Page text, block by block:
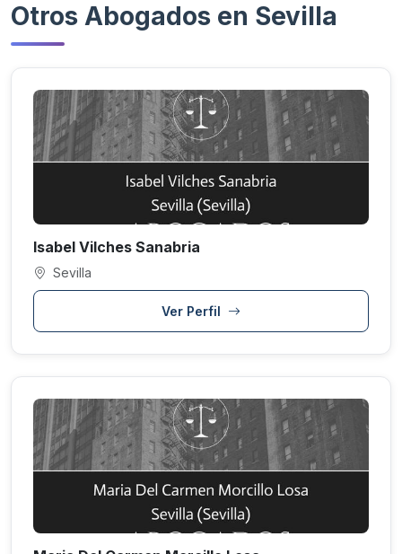
Otros Abogados en Sevilla
Isabel Vilches Sanabria
Sevilla
Ver Perfil